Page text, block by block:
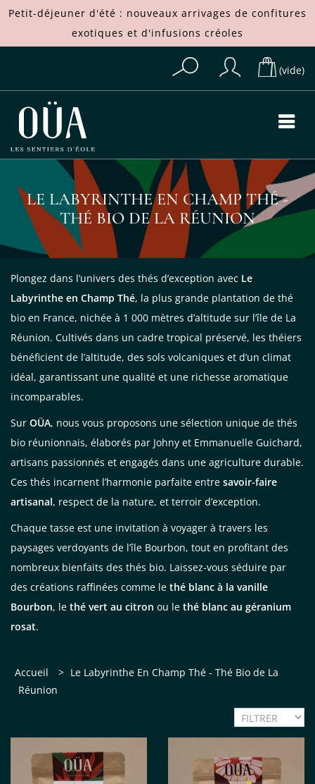
Petit-déjeuner d'été : nouveaux arrivages de confitures
exotiques et d'infusions créoles
(vide)
LE LABYRINTHE EN CHAMP THÉ -
THÉ BIO DE LA RÉUNION
Plongez dans l’univers des thés d’exception avec Le
Labyrinthe en Champ Thé, la plus grande plantation de thé
bio en France, nichée à 1 000 mètres d’altitude sur l’île de La
Réunion. Cultivés dans un cadre tropical préservé, les théiers
bénéficient de l’altitude, des sols volcaniques et d’un climat
idéal, garantissant une qualité et une richesse aromatique
incomparables.
Sur OÜA, nous vous proposons une sélection unique de thés
bio réunionnais, élaborés par Johny et Emmanuelle Guichard,
artisans passionnés et engagés dans une agriculture durable.
Ces thés incarnent l’harmonie parfaite entre savoir-faire
artisanal, respect de la nature, et terroir d’exception.
Chaque tasse est une invitation à voyager à travers les
paysages verdoyants de l’île Bourbon, tout en profitant des
nombreux bienfaits des thés bio. Laissez-vous séduire par
des créations raffinées comme le thé blanc à la vanille
Bourbon, le thé vert au citron ou le thé blanc au géranium
rosat.
Accueil > Le Labyrinthe En Champ Thé - Thé Bio de La
Réunion